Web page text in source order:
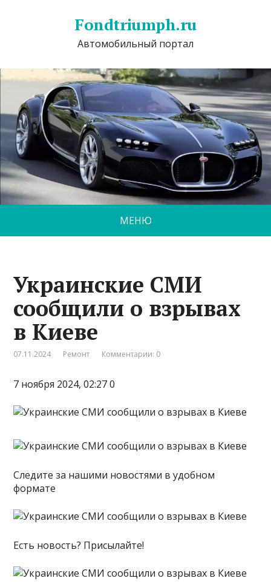
Fondtriumph.ru
Автомобильный портал
МЕНЮ
Украинские СМИ
сообщили о взрывах
в Киеве
07.11.2024 Ремонт Комментарии: 0
7 ноября 2024, 02:27 0
Следите за нашими новостями в удобном
формате
Есть новость? Присылайте!